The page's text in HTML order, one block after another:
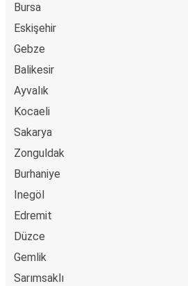
Bursa
Eskişehir
Gebze
Balikesir
Ayvalık
Kocaeli
Sakarya
Zonguldak
Burhaniye
Inegöl
Edremit
Düzce
Gemlik
Sarımsaklı